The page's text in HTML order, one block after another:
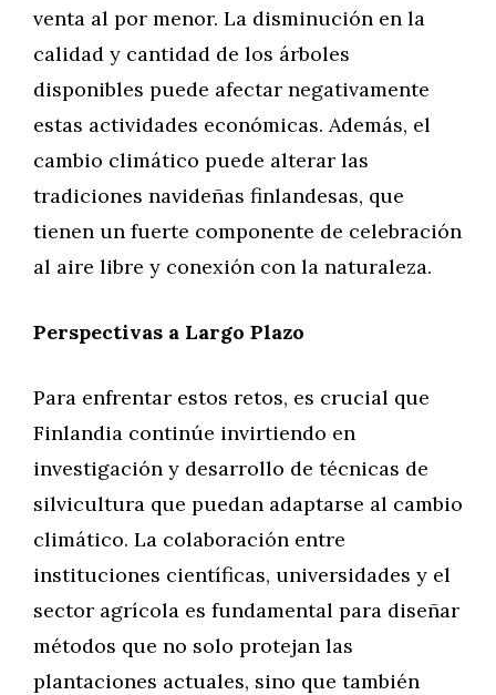
venta al por menor. La disminución en la
calidad y cantidad de los árboles
disponibles puede afectar negativamente
estas actividades económicas. Además, el
cambio climático puede alterar las
tradiciones navideñas finlandesas, que
tienen un fuerte componente de celebración
al aire libre y conexión con la naturaleza.
Perspectivas a Largo Plazo
Para enfrentar estos retos, es crucial que
Finlandia continúe invirtiendo en
investigación y desarrollo de técnicas de
silvicultura que puedan adaptarse al cambio
climático. La colaboración entre
instituciones científicas, universidades y el
sector agrícola es fundamental para diseñar
métodos que no solo protejan las
plantaciones actuales, sino que también